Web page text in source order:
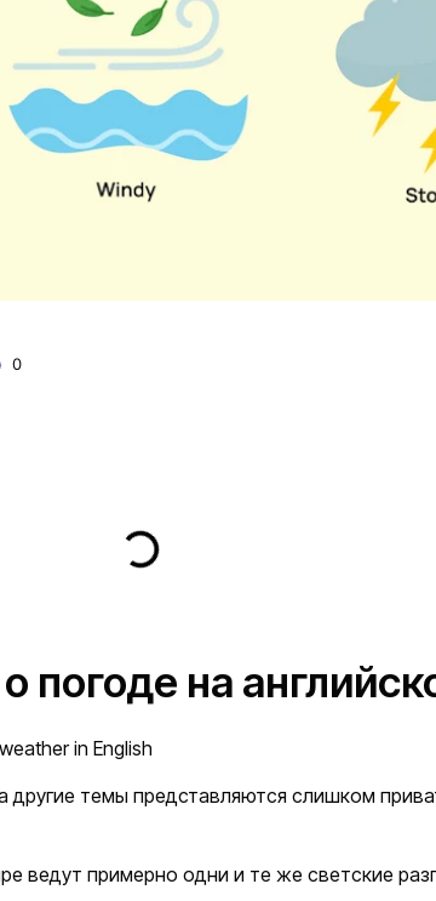
0
погоде на
in English
другие темы представляются слишком
ведут примерно одни и те же светские